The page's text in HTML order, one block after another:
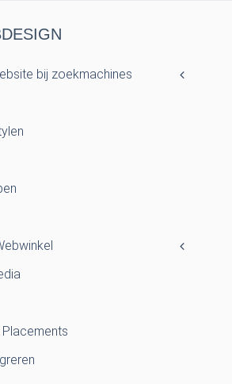
bij zoekmachines
Placements